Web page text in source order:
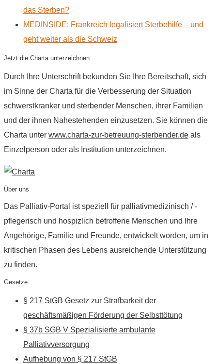
das Sterben?
MEDINSIDE: Frankreich legalisiert Sterbehilfe – und
geht weiter als die Schweiz
Jetzt die Charta unterzeichnen
Durch Ihre Unterschrift bekunden Sie Ihre Bereitschaft, sich
im Sinne der Charta für die Verbesserung der Situation
schwerstkranker und sterbender Menschen, ihrer Familien
und der ihnen Nahestehenden einzusetzen. Sie können die
Charta unter www.charta-zur-betreuung-sterbender.de als
Einzelperson oder als Institution unterzeichnen.
Über uns
Das Palliativ-Portal ist speziell für palliativmedizinisch / -
pflegerisch und hospizlich betroffene Menschen und Ihre
Angehörige, Familie und Freunde, entwickelt worden, um in
kritischen Phasen des Lebens ausreichende Unterstützung
zu finden.
Gesetze
§ 217 StGB Gesetz zur Strafbarkeit der
geschäftsmäßigen Förderung der Selbsttötung
§ 37b SGB V Spezialisierte ambulante
Palliativversorgung
Aufhebung von § 217 StGB